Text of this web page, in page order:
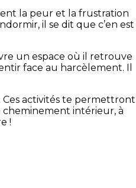
la peur et la frustration
il se dit que c’en est
un espace où il retrouve
face au harcèlement. Il
activités te permettront
cheminement intérieur, à
!